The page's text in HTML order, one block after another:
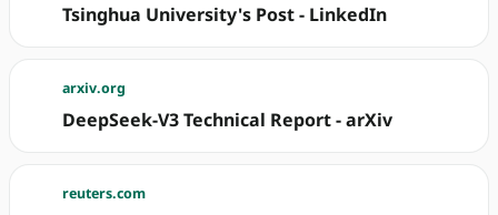
Tsinghua University's Post - LinkedIn
arxiv.org
DeepSeek-V3 Technical Report - arXiv
reuters.com